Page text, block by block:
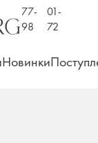
77-
98
01-
72
Новинки